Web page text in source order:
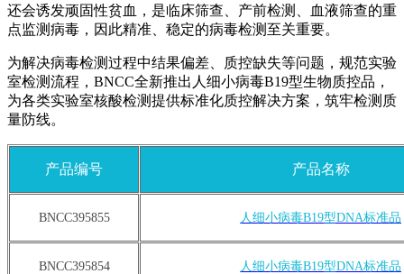
还会诱发顽固性贫血，是临床筛查、产前检测、血液筛查的重
点监测病毒，因此精准、稳定的病毒检测至关重要。
为解决病毒检测过程中结果偏差、质控缺失等问题，规范实验
室检测流程，BNCC全新推出人细小病毒B19型生物质控品，
为各类实验室核酸检测提供标准化质控解决方案，筑牢检测质
量防线。
产品编号 产品名称
BNCC395855 人细小病毒B19型DNA标准品
BNCC395854 人细小病毒B19型DNA标准品